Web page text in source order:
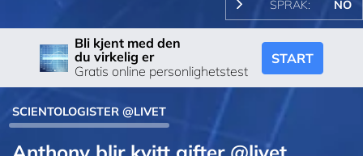
SPRÅK: NO
Bli kjent med den
du virkelig er
Gratis online personlighetstest
START
SCIENTOLOGISTER @LIVET